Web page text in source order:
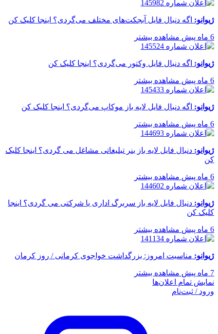
ژیوانو: اگه دنبال فایل آبجکت‌های مختلف می‌گردی؟ اینجا کلیک کن
6 ماه پیش مشاهده بیشتر
ژیوانو: اگه دنبال فایل وکتور می‌گردی؟ اینجا کلیک کن
6 ماه پیش مشاهده بیشتر
ژیوانو: اگه دنبال فایل لایه باز موکاپ می‌گردی؟ اینجا کلیک کن
6 ماه پیش مشاهده بیشتر
ژیوانو: دنبال فایل لایه باز بنر تبلیغاتی مشاغل می گردی؟ اینجا کلیک
کن
6 ماه پیش مشاهده بیشتر
ژیوانو: دنبال فایل لایه باز سربرگ اداری یا شرکتی می گردی؟ اینجا
کلیک کن
6 ماه پیش مشاهده بیشتر
ژیوانو: مناسبت امروز: بزرگداشت خواجوی کرمانی / روز کرمان
7 ماه پیش
مشاهده بیشتر
نمایش تمام اعلان‌ها
ورود / ثبت‌نام